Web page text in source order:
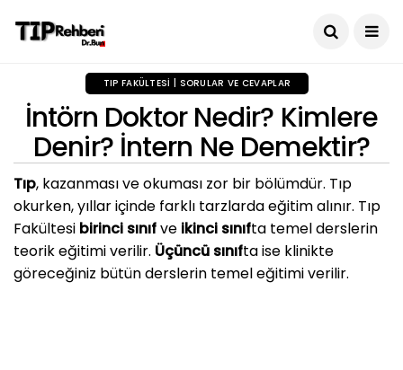
TIP FAKÜLTESI | SORULAR VE CEVAPLAR
İntörn Doktor Nedir? Kimlere
Denir? İntern Ne Demektir?
Tıp, kazanması ve okuması zor bir bölümdür. Tıp
okurken, yıllar içinde farklı tarzlarda eğitim alınır. Tıp
Fakültesi birinci sınıfve ikinci sınıfta temel derslerin
teorik eğitimi verilir. Üçüncü sınıfta ise klinikte
göreceğiniz bütün derslerin temel eğitimi verilir.